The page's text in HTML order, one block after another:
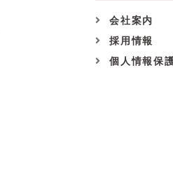
会社案内
採用情報
個人情報保